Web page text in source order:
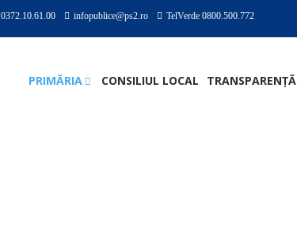
0372.10.61.00 infopublice@ps2.ro TelVerde 0800.500.772
PRIMĂRIA CONSILIUL LOCAL TRANSPARENȚĂ